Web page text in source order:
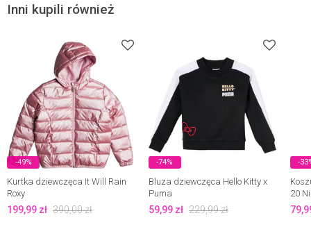
Inni kupili również
-49%
Kurtka dziewczęca It Will Rain
Roxy
199,99 zł 390,00zł
-74%
Bluza dziewczęca Hello Kitty x
Puma
59,99zł 229,99zł
-
20